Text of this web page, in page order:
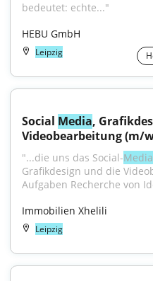
bedeutet: echte..."
HEBU GmbH
Leipzig
Social Media,
Videobearbeitung (m/
"...die uns das Social-Media
Grafikdesign und die
Aufgaben Recherche von
Immobilien Xhelili
Leipzig